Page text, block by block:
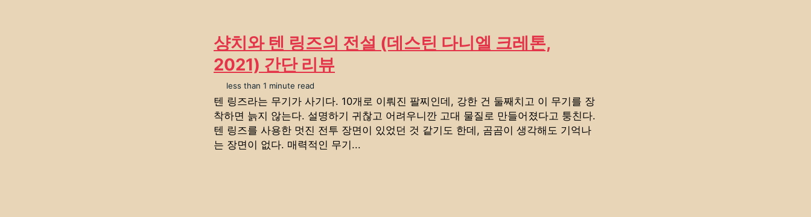
샹치와 텐 링즈의 전설 (데스틴 다니엘 크레톤,
2021) 간단 리뷰
less than 1 minute read
텐 링즈라는 무기가 사기다. 10개로 이뤄진 팔찌인데, 강한 건 둘째치고 이 무기를 장
착하면 늙지 않는다. 설명하기 귀찮고 어려우니깐 고대 물질로 만들어졌다고 퉁친다.
텐 링즈를 사용한 멋진 전투 장면이 있었던 것 같기도 한데, 곰곰이 생각해도 기억나
는 장면이 없다. 매력적인 무기...